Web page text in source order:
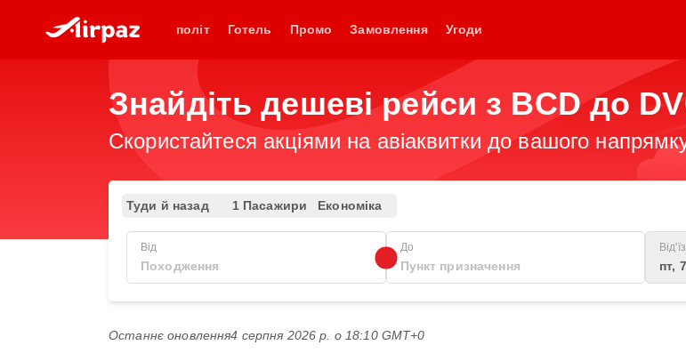
політ Готель Промо Замовлення Угоди
Знайдіть дешеві рейси з BCD до
Скористайтеся акціями на авіаквитки до вашого
Туди й назад 1 Пасажири Економіка
Від До
пт,
Останнє оновлення4 серпня 2026 р. о 18:10 GMT+0